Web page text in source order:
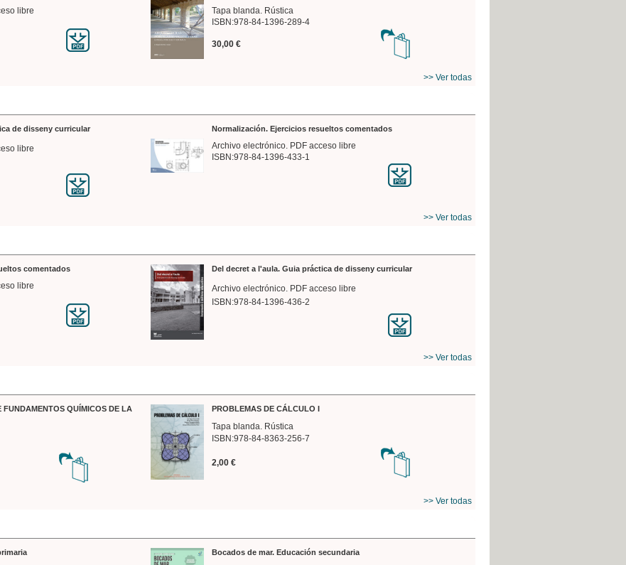
libre
Tapa blanda. Rústica
ISBN:978-84-1396-289-4
30,00 €
>> Ver todas
de disseny curricular
libre
Normalización. Ejercicios resueltos comentados
Archivo electrónico. PDF acceso libre
ISBN:978-84-1396-433-1
>> Ver todas
comentados
libre
Del decret a l'aula. Guia práctica de disseny curricular
Archivo electrónico. PDF acceso libre
ISBN:978-84-1396-436-2
>> Ver todas
FUNDAMENTOS QUÍMICOS DE LA
PROBLEMAS DE CÁLCULO I
Tapa blanda. Rústica
ISBN:978-84-8363-256-7
2,00 €
>> Ver todas
Bocados de mar. Educación secundaria